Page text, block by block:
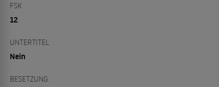
FSK
12
UNTERTITEL
Nein
BESETZUNG